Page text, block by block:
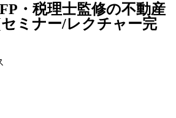
・税理士監修の不動産
ミナー/レクチャー完